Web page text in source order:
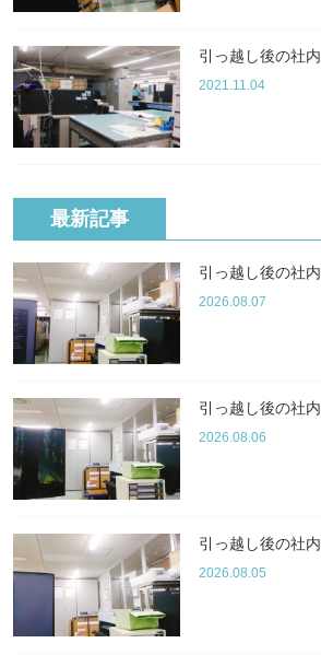
引っ越し後の社内
2021.11.04
最新記事
引っ越し後の社内
2026.08.07
引っ越し後の社内
2026.08.06
引っ越し後の社内
2026.08.05